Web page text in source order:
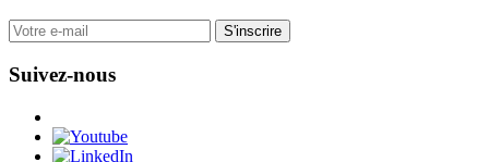
S'inscrire
Suivez-nous